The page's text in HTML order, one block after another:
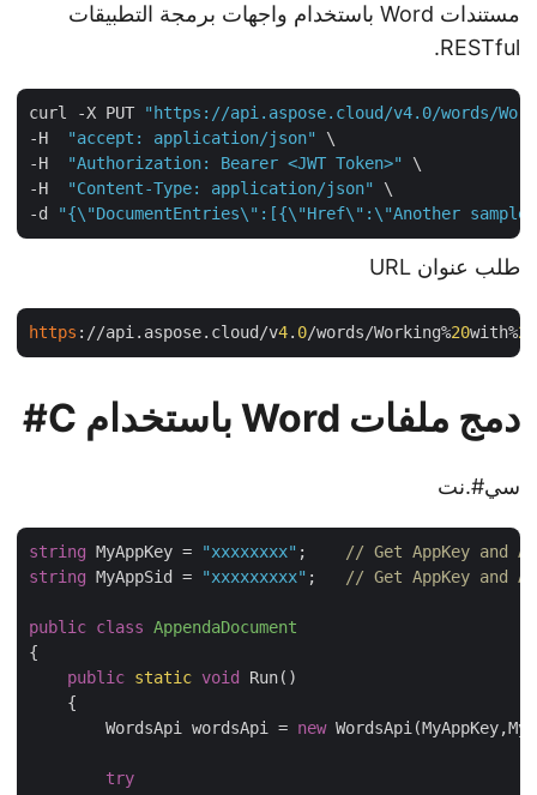
مستندات Word باستخدام واجهات برمجة التطبيقات
RESTful.
curl -X PUT "https://api.aspose.cloud/v4.0/words/
-H "accept: application/json" \
-H "Authorization: Bearer <JWT Token>" \
-H "Content-Type: application/json" \
-d "{\"DocumentEntries\":[{\"Href\":\"Another sample
طلب عنوان URL
https://api.aspose.cloud/v4.0/words/Working%20with%
دمج ملفات Word باستخدام C#
سي#.نت
string MyAppKey = "xxxxxxxx" ; // Get AppKey and
string MyAppSid = "xxxxxxxxx" ; // Get AppKey and
public class AppendaDocument
public static void Run()
    {
        WordsApi wordsApi =
new
try